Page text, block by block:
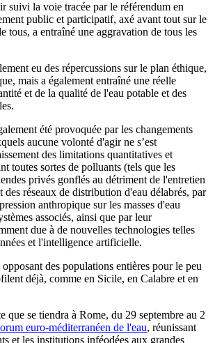
suivi la voie tracée par le référendum en
public et participatif, axé avant tout sur le
tous, a entraîné une aggravation de tous les
eu des répercussions sur le plan éthique,
mais a également entraîné une réelle
et de la qualité de l'eau potable et des
été provoquée par les changements
aucune volonté d'agir ne s’est
des limitations quantitatives et
toutes sortes de polluants (tels que les
privés gonflés au détriment de l'entretien
des réseaux de distribution d'eau délabrés, par
anthropique sur les masses d'eau
associés, ainsi que par leur
due à de nouvelles technologies telles
et l'intelligence artificielle.
des populations entières pour le peu
déjà, comme en Sicile, en Calabre et en
que se tiendra à Rome, du 29 septembre au 2
euro-méditerranéen de l'eau, réunissant
et les institutions inféodées aux grandes